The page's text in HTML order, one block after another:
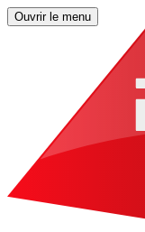
Ouvrir le menu